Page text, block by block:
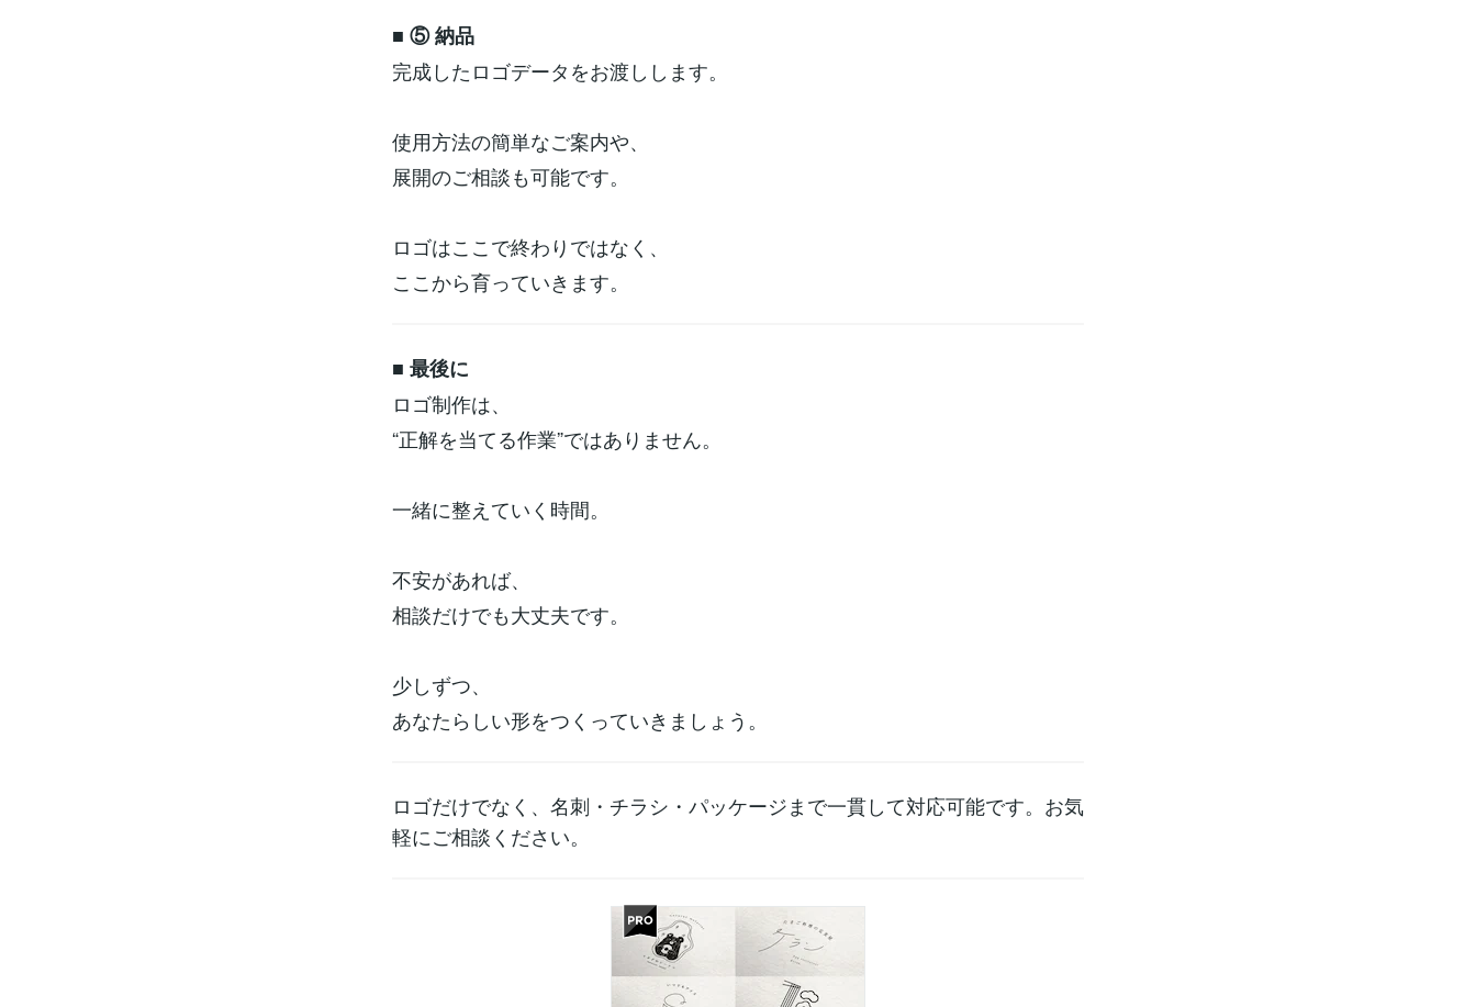
■ ⑤ 納品
完成したロゴデータをお渡しします。
使用方法の簡単なご案内や、
展開のご相談も可能です。
ロゴはここで終わりではなく、
ここから育っていきます。
■ 最後に
ロゴ制作は、
“正解を当てる作業”ではありません。
一緒に整えていく時間。
不安があれば、
相談だけでも大丈夫です。
少しずつ、
あなたらしい形をつくっていきましょう。
ロゴだけでなく、名刺・チラシ・パッケージまで一貫して対応可能です。お気
軽にご相談ください。